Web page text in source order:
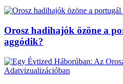
Orosz hadihajók özöne a
aggódik?